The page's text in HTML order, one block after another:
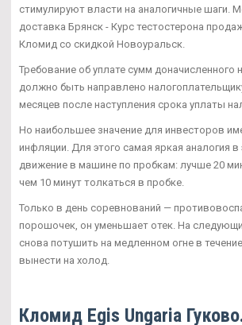
стимулируют власти на аналогичные шаги.
доставка Брянск - Курс тестостерона
Кломид со скидкой Новоуральск.
Требование об уплате сумм доначисленного
должно быть направлено
месяцев после наступления срока уплаты
Но наибольшее значение для инвесторов
инфляции. Для этого самая яркая аналогия
движение в машине по пробкам: лучше 20
чем 10 минут толкаться в пробке.
Только в день соревнований —
порошочек, он уменьшает отек. На
снова потушить на медленном огне в
вынести на холод.
Кломид Egis Ungaria